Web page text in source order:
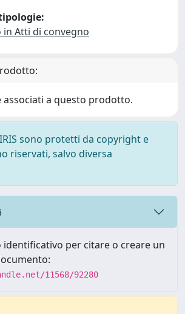
Atti di convegno
associati a questo prodotto.
sono protetti da copyright e
riservati, salvo diversa
identificativo per citare o creare un
11568/92280